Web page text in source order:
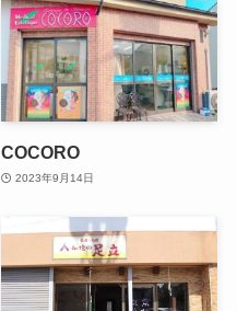
COCORO
2023年9月14日